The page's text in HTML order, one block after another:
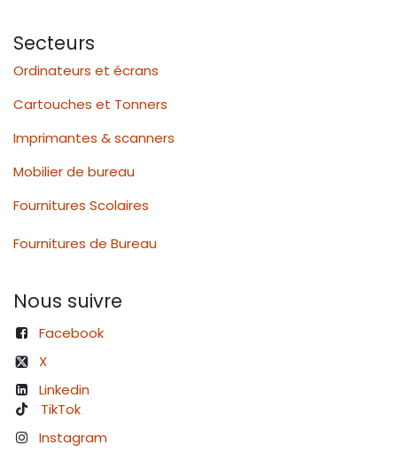
Secteurs
Ordinateurs et écrans
Cartouches et Tonners
Imprimantes & scanners
Mobilier de bureau
Fournitures Scolaires
Fournitures de Bureau
Nous suivre
Facebook
X
Linkedin
TikTok
Instagram